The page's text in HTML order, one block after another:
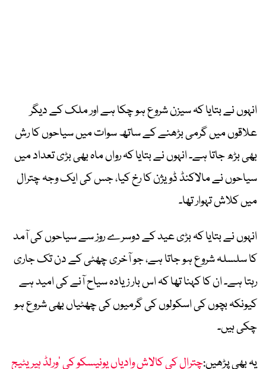
انہوں نے بتایا کہ سیزن شروع ہو چکا ہے اور ملک کے دیگر
علاقوں میں گرمی بڑھنے کے ساتھ سوات میں سیاحوں کا رش
بھی بڑھ جاتا ہے۔ انہوں نے بتایا کہ رواں ماہ بھی بڑی تعداد میں
سیاحوں نے مالاکنڈ ڈویژن کا رخ کیا، جس کی ایک وجہ چترال
میں کلاش تہوار تھا۔
انہوں نے بتایا کہ بڑی عید کے دوسرے روز سے سیاحوں کی آمد
کا سلسلہ شروع ہو جاتا ہے، جو آخری چھٹی کے دن تک جاری
رہتا ہے۔ ان کا کہنا تھا کہ اس بار زیادہ سیاح آنے کی امید ہے
کیونکہ بچوں کی اسکولوں کی گرمیوں کی چھٹیاں بھی شروع ہو
چکی ہیں۔
یہ بھی پڑھیں:چترال کی کالاش وادیاں یونیسکو کی ‘ورلڈ ہیریٹیج